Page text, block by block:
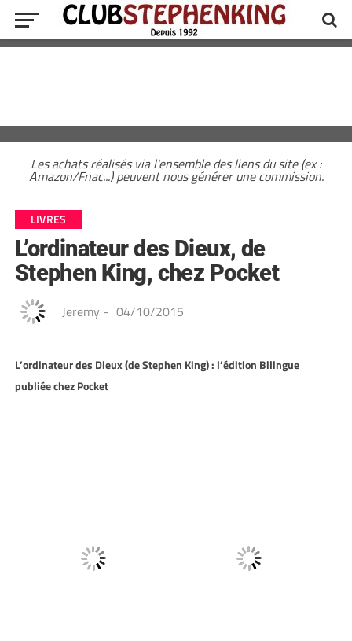
Les achats réalisés via l'ensemble des liens du site (ex :
Amazon/Fnac...) peuvent nous générer une commission.
LIVRES
L’ordinateur des Dieux, de
Stephen King, chez Pocket
Jeremy - 04/10/2015
L’ordinateur des Dieux (de Stephen King) : l’édition Bilingue
publiée chez Pocket